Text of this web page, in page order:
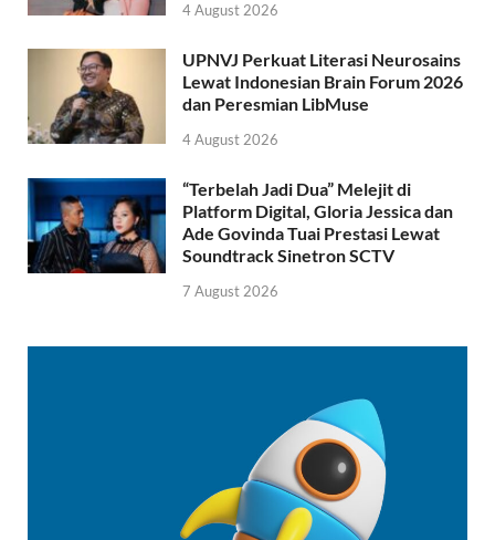
4 August 2026
UPNVJ Perkuat Literasi Neurosains
Lewat Indonesian Brain Forum 2026
dan Peresmian LibMuse
4 August 2026
“Terbelah Jadi Dua” Melejit di
Platform Digital, Gloria Jessica dan
Ade Govinda Tuai Prestasi Lewat
Soundtrack Sinetron SCTV
7 August 2026